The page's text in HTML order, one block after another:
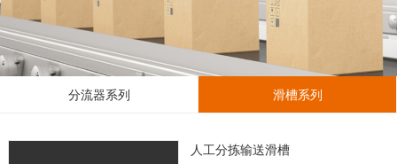
分流器系列 滑槽系列
人工分拣输送滑槽